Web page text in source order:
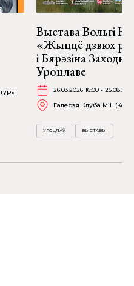
Выстава Вольгі
«Жыццё дзвюх
і Бярэзіна
Уроцлаве
26.03.2026 16:00 -
Галерэя Клуба MiL
УРОЦЛАЎ ВЫСТАВЫ